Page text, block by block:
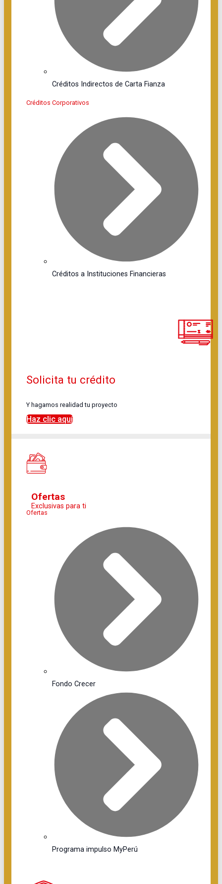
Créditos Indirectos de Carta Fianza
Créditos Corporativos
Créditos a Instituciones Financieras
Solicita tu crédito
Y hagamos realidad tu proyecto
Haz clic aquí
Ofertas
Exclusivas para ti
Ofertas
Fondo Crecer
Programa impulso MyPerú